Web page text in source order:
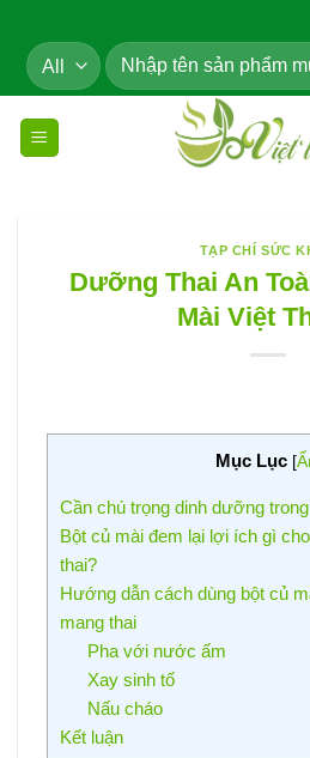
content
Tìm
kiếm:
TẠP CHÍ SỨC
Dưỡng Thai An
Mài Việt
Mục Lục [
Cần chú trọng dinh dưỡng
Bột củ mài đem lại lợi ích gì
thai?
Hướng dẫn cách dùng bột củ
mang thai
Pha với nước ấm
Xay sinh tố
Nấu cháo
Kết luận